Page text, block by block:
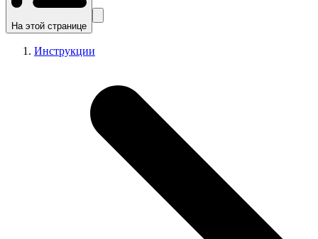
На этой странице
Инструкции